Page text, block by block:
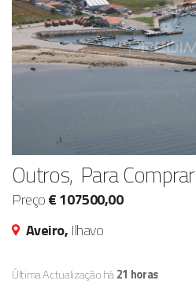
Outros, Para Comprar
Preço€ 107500,00
Aveiro, Ilhavo
Última Actualização há21 horas